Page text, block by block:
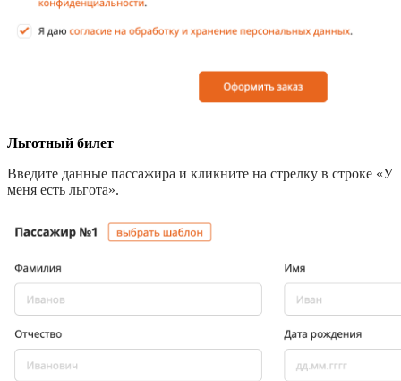
Льготный билет
Введите данные пассажира и кликните на стрелку в строке «У
меня есть льгота».